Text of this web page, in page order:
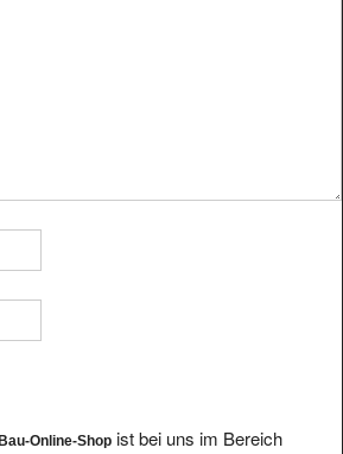
Online-Shop ist bei uns im Bereich